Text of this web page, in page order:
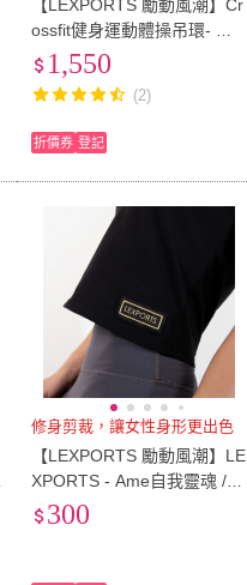
【LEXPORTS 勵動風潮】Cr
ossfit健身運動體操吊環- 原
木色/刻度(體操吊環 健身 重
訓 舉重)
1,550
(2)
折價券 登記
修身剪裁，讓女性身形更出色
【LEXPORTS 勵動風潮】LE
XPORTS - Ame自我靈魂 /
女款修身運動上衣(修身 運動
300